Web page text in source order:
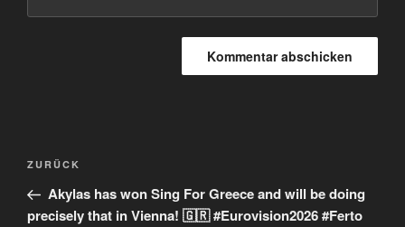
Beitragsnavigation
Vorheriger
Beitrag
ZURÜCK
Akylas has won Sing For Greece and will be doing
precisely that in Vienna! 🇬🇷 #Eurovision2026 #Ferto